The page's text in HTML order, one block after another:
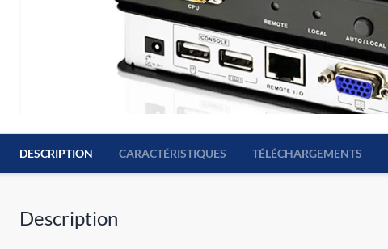
DESCRIPTION CARACTÉRISTIQUES TÉLÉCHARGEMENTS
Description